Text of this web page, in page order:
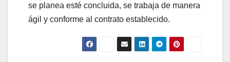
se planea esté concluida, se trabaja de manera
ágil y conforme al contrato establecido.